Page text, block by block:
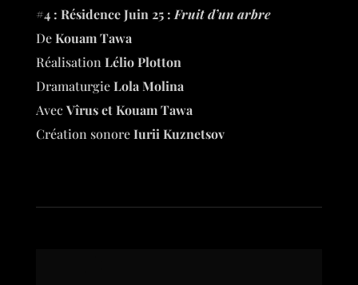
#4 : Résidence Juin 25 : Fruit d’un arbre
DeKouam Tawa
Réalisation Lélio Plotton
DramaturgieLola Molina
AvecVîrus et Kouam Tawa
Création sonoreIurii Kuznetsov